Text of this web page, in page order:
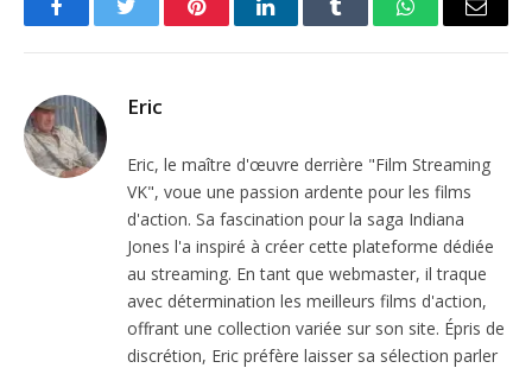
FacebookTwitter PinterestLinkedInTumblr WhatsAppEmail
Eric
Eric, le maître d'œuvre derrière "Film Streaming
VK", voue une passion ardente pour les films
d'action. Sa fascination pour la saga Indiana
Jones l'a inspiré à créer cette plateforme dédiée
au streaming. En tant que webmaster, il traque
avec détermination les meilleurs films d'action,
offrant une collection variée sur son site. Épris de
discrétion, Eric préfère laisser sa sélection parler